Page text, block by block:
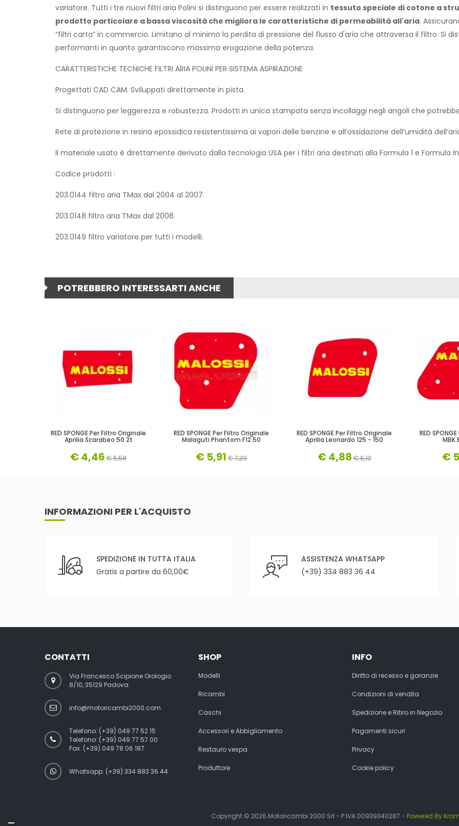
variatore. Tutti i tre nuovi filtri aria Polini si distinguono per essere realizzati in tessuto speciale di cotone a
prodotto particolare a bassa viscosità che migliora le caratteristiche di permeabilità all'aria.
“filtri carta” in commercio. Limitano al minimo la perdita di pressione del flusso d'aria che attraversa il filtro. Si
performanti in quanto garantiscono massima erogazione della potenza.
CARATTERISTICHE TECNICHE FILTRI ARIA POLINI PER SISTEMA ASPIRAZIONE
Progettati CAD CAM. Sviluppati direttamente in pista.
Si distinguono per leggerezza e robustezza. Prodotti in unica stampata senza incollaggi negli angoli che
Rete di protezione in resina epossidica resistentissima ai vapori delle benzine e all’ossidazione dell’umidità
Il materiale usato è direttamente derivato dalla tecnologia USA per i filtri aria destinati alla Formula 1 e Formula
Codice prodotti :
203.0144 filtro aria TMax dal 2004 al 2007.
203.0148 filtro aria TMax dal 2008.
203.0149 filtro variatore per tutti i modelli.
POTREBBERO INTERESSARTI ANCHE
RED SPONGE Per Filtro Originale
Aprilia Scarabeo 50 2t
€ 4,46 € 5,58
RED SPONGE Per Filtro Originale
Malaguti Phantom F12 50
€ 5,91 € 7,39
RED SPONGE Per Filtro Originale
Aprilia Leonardo 125 - 150
€ 4,88 € 6,10
RED
MBK
€
INFORMAZIONI PER L'ACQUISTO
SPEDIZIONE IN TUTTA ITALIA
Gratis a partire da 60,00€
ASSISTENZA WHATSAPP
(+39) 334 883 36 44
CONTATTI
Via Francesco Scipione Orologio
8/10, 35129 Padova
info@motoricambi2000.com
Telefono: (+39) 049 77 52 15
Telefono: (+39) 049 77 57 00
Fax: (+39) 049 78 06 187
Whatsapp: (+39) 334 883 36 44
SHOP
Modelli
Ricambi
Caschi
Accessori e Abbigliamento
Restauro vespa
Produttore
INFO
Diritto di recesso e garanzie
Condizioni di vendita
Spedizione e Ritiro in Negozio
Pagamenti sicuri
Privacy
Cookie policy
Copyright © 2026 Motoricambi 2000 Srl - P.IVA 00939340287 - Powered By